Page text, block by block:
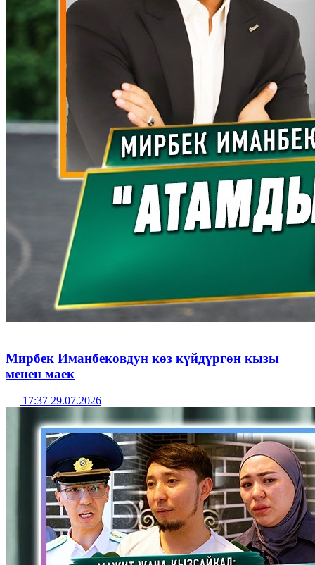
Мирбек Иманбековдун көз күйдүргөн кызы
менен маек
17:37 29.07.2026